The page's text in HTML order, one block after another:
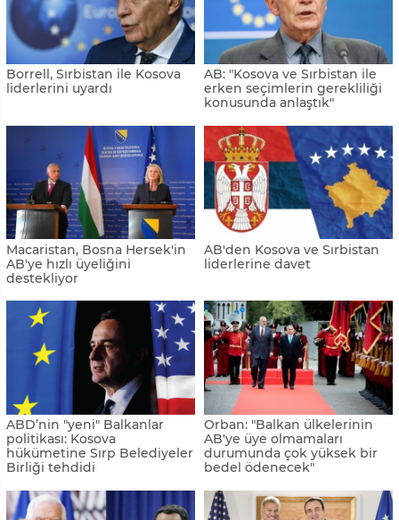
Borrell, Sırbistan ile Kosova
liderlerini uyardı
AB: "Kosova ve Sırbistan ile
erken seçimlerin gerekliliği
konusunda anlaştık"
Macaristan, Bosna Hersek'in
AB'ye hızlı üyeliğini
destekliyor
AB'den Kosova ve Sırbistan
liderlerine davet
ABD’nin "yeni" Balkanlar
politikası: Kosova
hükümetine Sırp Belediyeler
Birliği tehdidi
Orban: "Balkan ülkelerinin
AB'ye üye olmamaları
durumunda çok yüksek bir
bedel ödenecek"